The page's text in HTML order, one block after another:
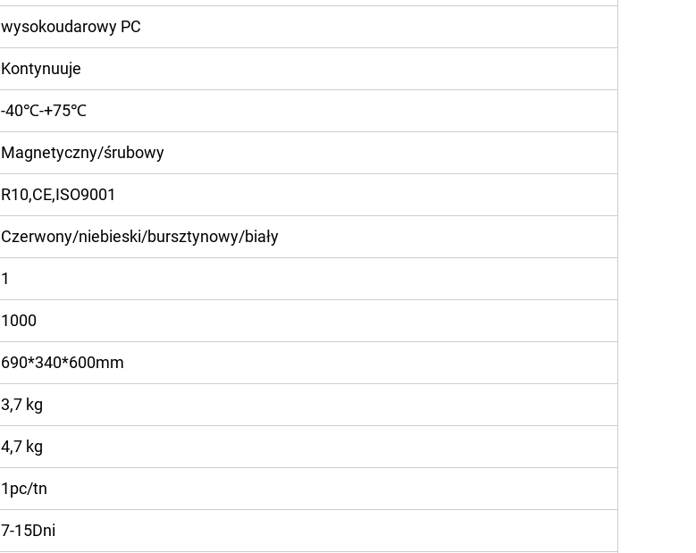
wysokoudarowy PC
Kontynuuje
-40℃-+75℃
Magnetyczny/śrubowy
R10,CE,ISO9001
Czerwony/niebieski/bursztynowy/biały
1
1000
690*340*600mm
3,7 kg
4,7 kg
1pc/tn
7-15Dni